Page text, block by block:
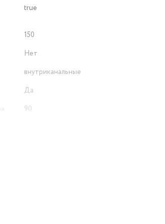
true
150
Нет
внутриканальные
Да
90